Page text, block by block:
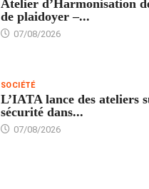
Atelier d’Harmonisation
de plaidoyer –...
07/08/2026
SOCIÉTÉ
L’IATA lance des ateliers
sécurité dans...
07/08/2026